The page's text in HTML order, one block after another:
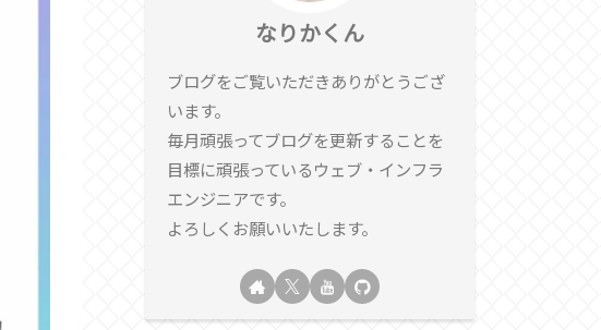
なりかくん
ブログをご覧いただきありがとうござ
います。
毎月頑張ってブログを更新することを
目標に頑張っているウェブ・インフラ
エンジニアです。
よろしくお願いいたします。